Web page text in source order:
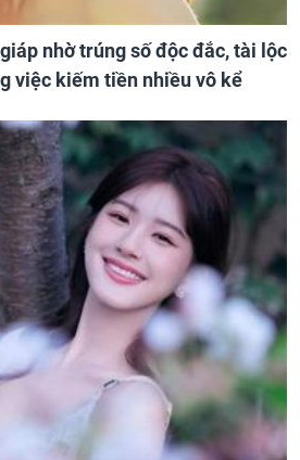
nhờ trúng số độc đắc, tài lộc
việc kiếm tiền nhiều vô kể